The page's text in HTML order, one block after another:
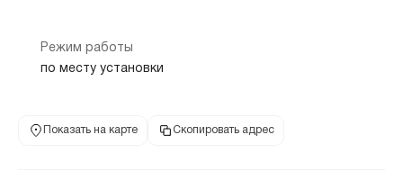
Режим работы
по месту установки
Показать на карте Скопировать адрес